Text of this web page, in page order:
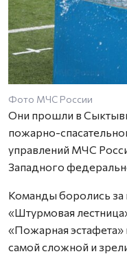
Фото МЧС России
Они прошли в
пожарно-
управлений МЧС
Западного
Команды боролись за
«Штурмовая
«Пожарная
самой сложной и